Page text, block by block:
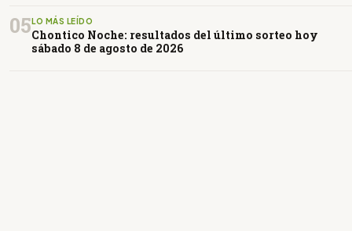
05LO MÁS LEÍDO
Chontico Noche: resultados del último sorteo hoy
sábado 8 de agosto de 2026